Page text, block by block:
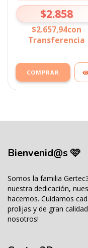
$2.858
$2.657,94con
Transferencia
COMPRAR
Bienvenid@s 🩷
Somos la familia
nuestra dedicación,
hacemos. Cuidamos
prolijas y de gran
nosotros!